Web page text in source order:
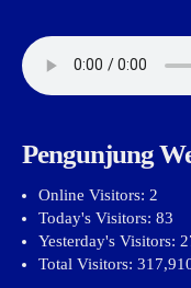
Pengunjung
Online Visitors: 2
Today's Visitors: 83
Yesterday's Visitors:
Total Visitors: